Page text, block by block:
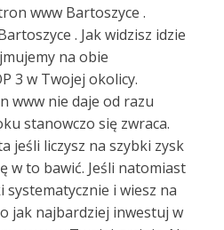
www Bartoszyce .
. Jak widzisz idzie
na obie
3 w Twojej okolicy.
www nie daje od razu
stanowczo się zwraca.
jeśli liczysz na szybki zysk
w to bawić. Jeśli natomiast
systematycznie i wiesz na
jak najbardziej inwestuj w